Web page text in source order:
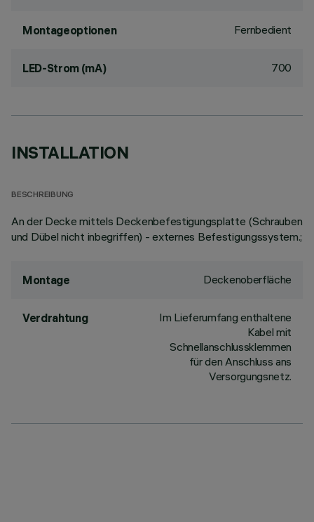
Montageoptionen Fernbedient
LED-Strom (mA) 700
INSTALLATION
BESCHREIBUNG
An der Decke mittels Deckenbefestigungsplatte (Schrauben
und Dübel nicht inbegriffen) - externes Befestigungssystem.;
Montage Deckenoberfläche
Verdrahtung
Im Lieferumfang enthaltene
Kabel mit
Schnellanschlussklemmen
für den Anschluss ans
Versorgungsnetz.